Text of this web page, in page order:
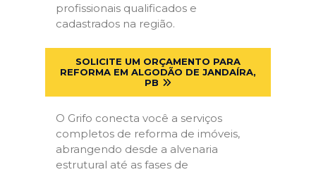
profissionais qualificados e
cadastrados na região.
SOLICITE UM ORÇAMENTO PARA
REFORMA EM ALGODÃO DE JANDAÍRA,
PB
O Grifo conecta você a serviços
completos de reforma de imóveis,
abrangendo desde a alvenaria
estrutural até as fases de